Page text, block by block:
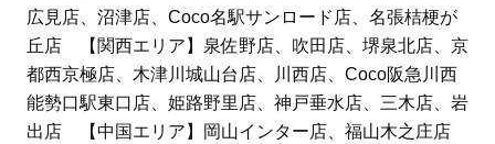
広見店、沼津店、Coco名駅サンロード店、名張桔梗が
丘店 【関西エリア】泉佐野店、吹田店、堺泉北店、京
都西京極店、木津川城山台店、川西店、Coco阪急川西
能勢口駅東口店、姫路野里店、神戸垂水店、三木店、岩
出店 【中国エリア】岡山インター店、福山木之庄店